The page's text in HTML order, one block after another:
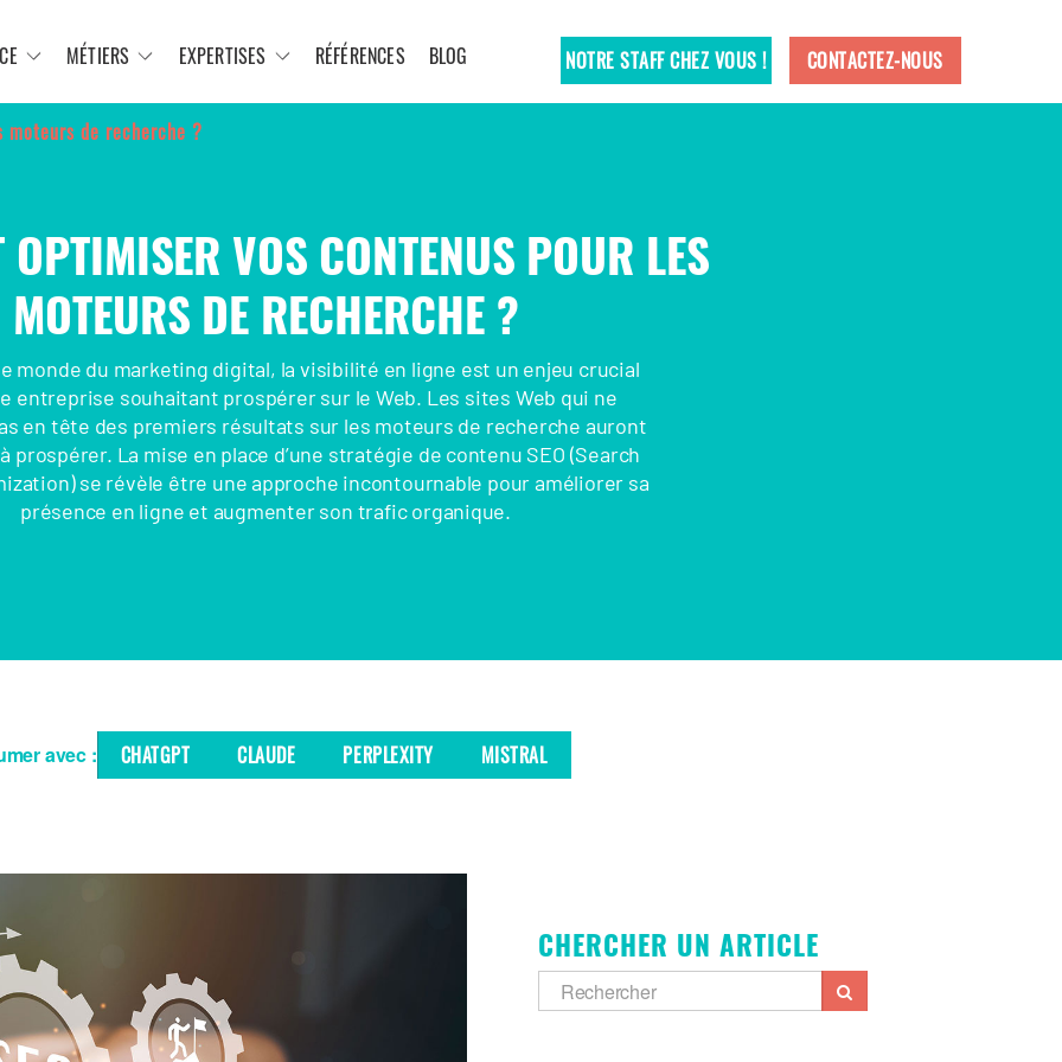
MÉTIERS EXPERTISES RÉFÉRENCES BLOG NOTRE STAFF CHEZ VOUS ! CONTACTEZ-NOUS
de recherche ?
OPTIMISER VOS CONTENUS POUR LES
MOTEURS DE RECHERCHE ?
monde du marketing digital, la visibilité en ligne est un enjeu crucial
entreprise souhaitant prospérer sur le Web. Les sites Web qui ne
en tête des premiers résultats sur les moteurs de recherche auront
prospérer. La mise en place d’une stratégie de contenu SEO (Search
se révèle être une approche incontournable pour améliorer sa
présence en ligne et augmenter son trafic organique.
avec : CHATGPT CLAUDE PERPLEXITY MISTRAL
CHERCHER UN ARTICLE